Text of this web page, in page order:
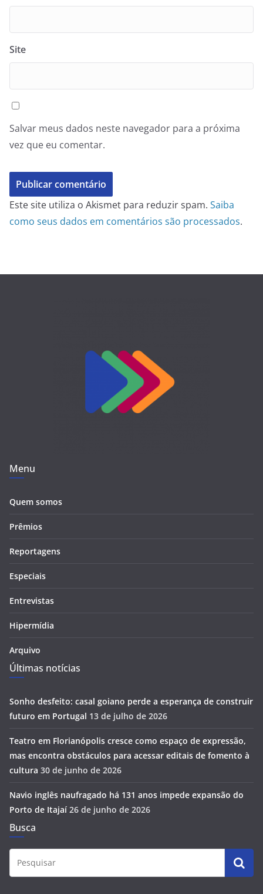
Site
Salvar meus dados neste navegador para a próxima
vez que eu comentar.
Este site utiliza o Akismet para reduzir spam. Saiba
como seus dados em comentários são processados.
Menu
Quem somos
Prêmios
Reportagens
Especiais
Entrevistas
Hipermídia
Arquivo
Últimas notícias
Sonho desfeito: casal goiano perde a esperança de construir
futuro em Portugal 13 de julho de 2026
Teatro em Florianópolis cresce como espaço de expressão,
mas encontra obstáculos para acessar editais de fomento à
cultura 30 de junho de 2026
Navio inglês naufragado há 131 anos impede expansão do
Porto de Itajaí 26 de junho de 2026
Busca